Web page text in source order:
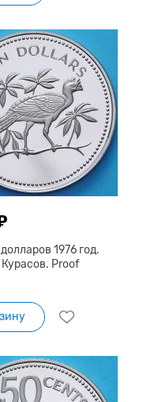
1976 год.
Proof